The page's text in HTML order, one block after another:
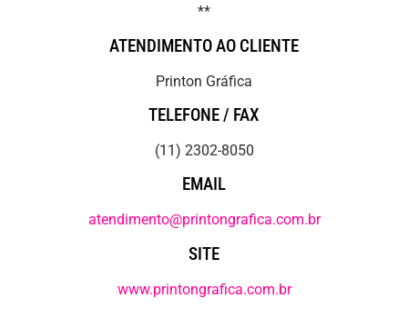
**
ATENDIMENTO AO CLIENTE
Printon Gráfica
TELEFONE / FAX
(11) 2302-8050
EMAIL
atendimento@printongrafica.com.br
SITE
www.printongrafica.com.br